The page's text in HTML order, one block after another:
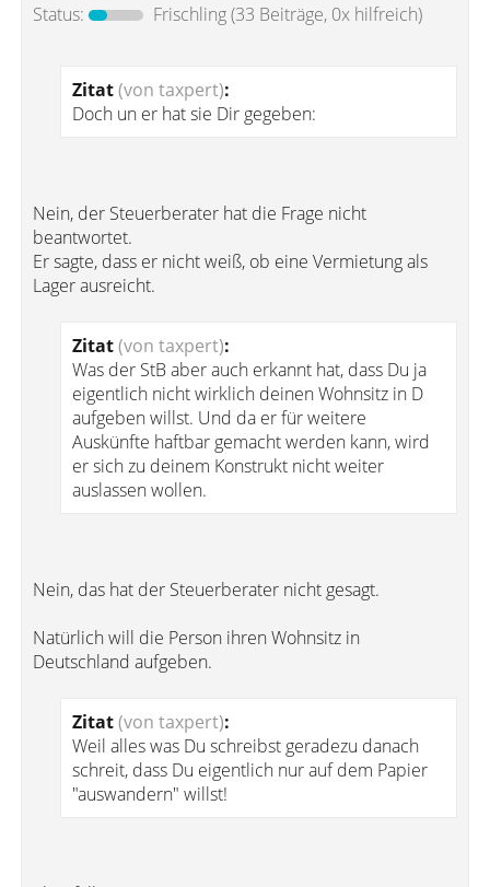
Status:
Frischling(33 Beiträge, 0x hilfreich)
Zitat(von taxpert):
Doch un er hat sie Dir gegeben:
Nein, der Steuerberater hat die Frage nicht
beantwortet.
Er sagte, dass er nicht weiß, ob eine Vermietung als
Lager ausreicht.
Zitat(von taxpert):
Was der StB aber auch erkannt hat, dass Du ja
eigentlich nicht wirklich deinen Wohnsitz in D
aufgeben willst. Und da er für weitere
Auskünfte haftbar gemacht werden kann, wird
er sich zu deinem Konstrukt nicht weiter
auslassen wollen.
Nein, das hat der Steuerberater nicht gesagt.
Natürlich will die Person ihren Wohnsitz in
Deutschland aufgeben.
Zitat(von taxpert):
Weil alles was Du schreibst geradezu danach
schreit, dass Du eigentlich nur auf dem Papier
"auswandern" willst!